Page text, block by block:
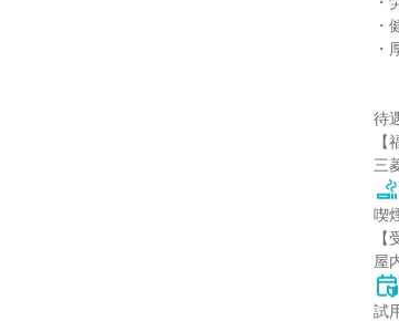
・
・
待
【
三
喫
【
屋
試